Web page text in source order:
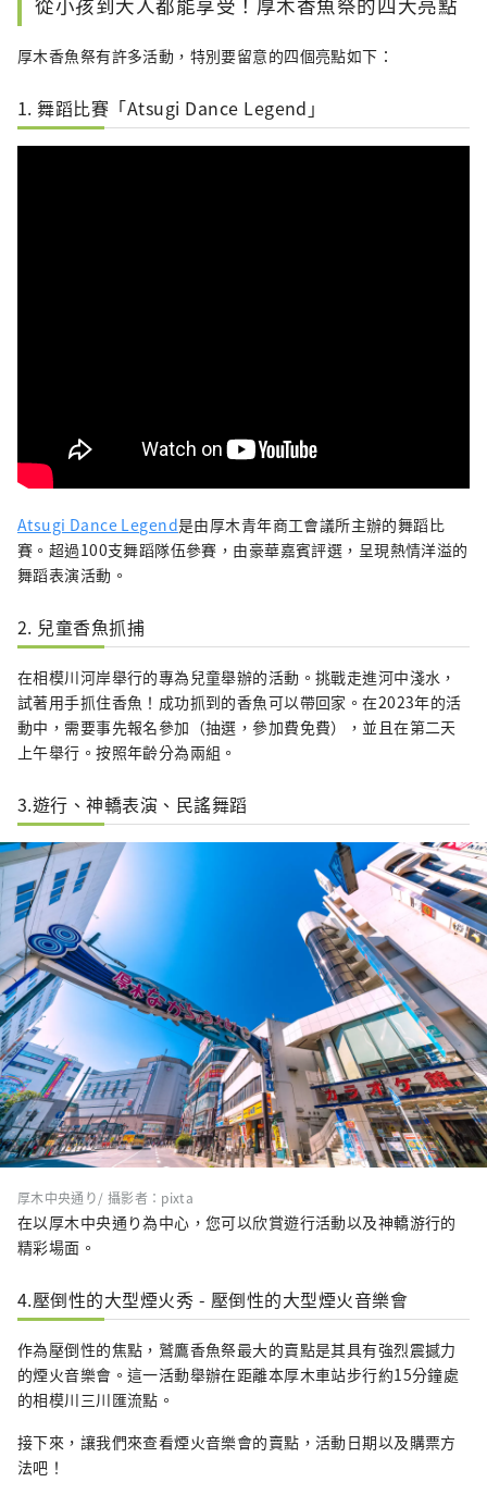
厚木香魚祭有許多活動，特別要留意的四個亮點如下：
1. 舞蹈比賽「Atsugi Dance Legend」
Atsugi Dance Legend是由厚木青年商工會議所主辦的舞蹈比
賽。超過100支舞蹈隊伍參賽，由豪華嘉賓評選，呈現熱情洋溢的
舞蹈表演活動。
2. 兒童香魚抓捕
在相模川河岸舉行的專為兒童舉辦的活動。挑戰走進河中淺水，
試著用手抓住香魚！成功抓到的香魚可以帶回家。在2023年的活
動中，需要事先報名參加（抽選，參加費免費），並且在第二天
上午舉行。按照年齡分為兩組。
3.遊行、神轎表演、民謠舞蹈
厚木中央通り/ 攝影者：pixta
在以厚木中央通り為中心，您可以欣賞遊行活動以及神轎游行的
精彩場面。
4.壓倒性的大型煙火秀 - 壓倒性的大型煙火音樂會
作為壓倒性的焦點，鷲鷹香魚祭最大的賣點是其具有強烈震撼力
的煙火音樂會。這一活動舉辦在距離本厚木車站步行約15分鐘處
的相模川三川匯流點。
接下來，讓我們來查看煙火音樂會的賣點，活動日期以及購票方
法吧！